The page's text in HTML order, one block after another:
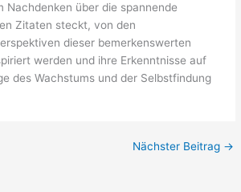
Nachdenken über die spannende
Zitaten steckt, von den
dieser bemerkenswerten
werden und ihre Erkenntnisse auf
des Wachstums und der Selbstfindung
Nächster Beitrag →